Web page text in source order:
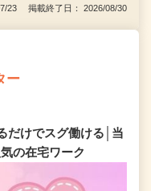
23 掲載終了日： 2026/08/30
ー
だけでスグ働ける│当
の在宅ワーク